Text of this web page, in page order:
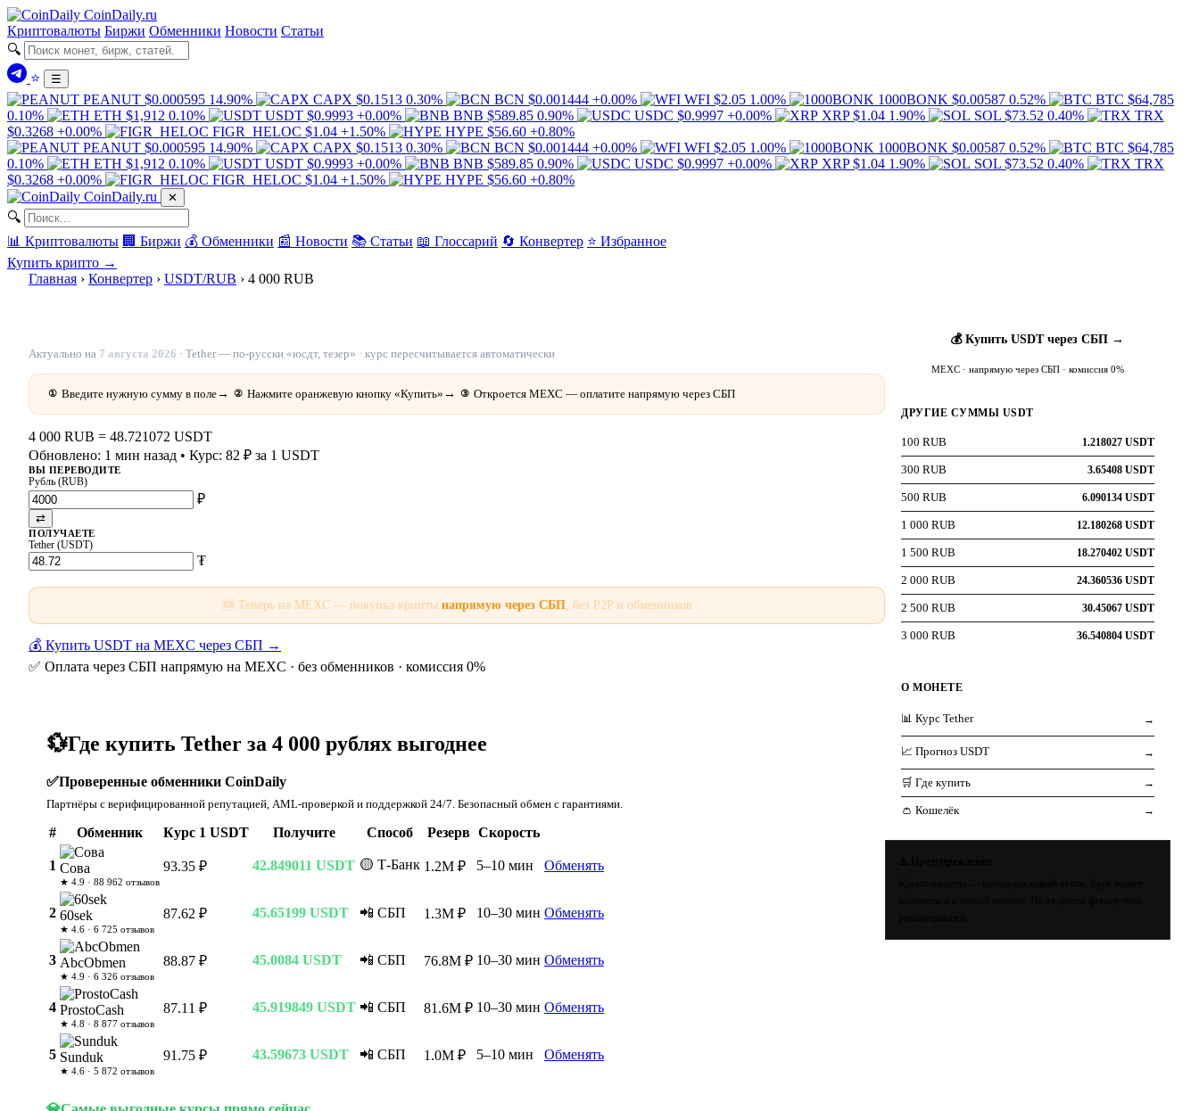
CoinDaily.ru
Криптовалюты Биржи Обменники Новости Статьи
🔍
⭐
☰
PEANUT $0.000595 14.90% CAPX $0.1513 0.30% BCN $0.001444 +0.00% WFI $2.05 1.00% 1000BONK $0.00587 0.52% BTC $64,785
0.10%
ETH $1,912 0.10% USDT $0.9993 +0.00% BNB $589.85 0.90% USDC $0.9997 +0.00% XRP $1.04 1.90% SOL $73.52 0.40%
TRX
$0.3268 +0.00% FIGR_HELOC $1.04 +1.50% HYPE $56.60 +0.80%
PEANUT $0.000595 14.90% CAPX $0.1513 0.30% BCN $0.001444 +0.00% WFI $2.05 1.00% 1000BONK $0.00587 0.52% BTC $64,785
0.10%
ETH $1,912 0.10% USDT $0.9993 +0.00% BNB $589.85 0.90% USDC $0.9997 +0.00% XRP $1.04 1.90% SOL $73.52 0.40%
TRX
$0.3268 +0.00% FIGR_HELOC $1.04 +1.50% HYPE $56.60 +0.80%
CoinDaily.ru ✕
🔍
📊 Криптовалюты 🏢 Биржи 💰 Обменники 📰 Новости 📚 Статьи 📖 Глоссарий 🔄 Конвертер ⭐ Избранное
Купить крипто →
Главная › Конвертер › USDT/RUB › 4 000 RUB
Актуально на 7 августа 2026 · Tether — по-русски «юсдт, тезер» · курс пересчитывается автоматически
① Введите нужную сумму в поле→ ② Нажмите оранжевую кнопку «Купить» → ③ Откроется MEXC — оплатите напрямую через СБП
4 000 RUB = 48.721072 USDT
Обновлено: 1 мин назад • Курс: 82 ₽ за 1 USDT
ВЫ ПЕРЕВОДИТЕ
Рубль (RUB)
₽
⇄
ПОЛУЧАЕТЕ
Tether (USDT)
₮
🆕 Теперь на MEXC — покупка крипты напрямую через СБП, без P2P и обменников
💰 Купить USDT на MEXC через СБП →
✅ Оплата через СБП напрямую на MEXC · без обменников · комиссия 0%
💱Где купить Tether за 4 000 рублях выгоднее
✅Проверенные обменники CoinDaily
Партнёры с верифицированной репутацией, AML-проверкой и поддержкой 24/7. Безопасный обмен с гарантиями.
# Обменник Курс 1 USDT Получите Способ Резерв Скорость
1 Сова
★ 4.9 · 88 962 отзывов
93.35 ₽ 42.849011 USDT 🟡 Т-Банк 1.2M ₽ 5–10 мин Обменять
2 60sek
★ 4.6 · 6 725 отзывов
87.62 ₽ 45.65199 USDT 📲 СБП 1.3M ₽ 10–30 мин Обменять
3 AbcObmen
★ 4.9 · 6 326 отзывов
88.87 ₽ 45.0084 USDT 📲 СБП 76.8M ₽ 10–30 мин Обменять
4 ProstoCash
★ 4.8 · 8 877 отзывов
87.11 ₽ 45.919849 USDT 📲 СБП 81.6M ₽ 10–30 мин Обменять
5 Sunduk
★ 4.6 · 5 872 отзывов
91.75 ₽ 43.59673 USDT 📲 СБП 1.0M ₽ 5–10 мин Обменять
💰 Купить USDT через СБП →
MEXC · напрямую через СБП · комиссия 0%
ДРУГИЕ СУММЫ USDT
100 RUB 1.218027 USDT
300 RUB 3.65408 USDT
500 RUB 6.090134 USDT
1 000 RUB 12.180268 USDT
1 500 RUB 18.270402 USDT
2 000 RUB 24.360536 USDT
2 500 RUB 30.45067 USDT
3 000 RUB 36.540804 USDT
О МОНЕТЕ
📊 Курс Tether →
📈 Прогноз USDT →
🛒 Где купить →
👛 Кошелёк →